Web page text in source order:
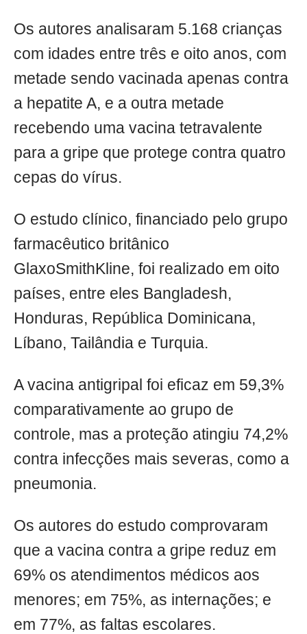
Os autores analisaram 5.168 crianças
com idades entre três e oito anos, com
metade sendo vacinada apenas contra
a hepatite A, e a outra metade
recebendo uma vacina tetravalente
para a gripe que protege contra quatro
cepas do vírus.
O estudo clínico, financiado pelo grupo
farmacêutico britânico
GlaxoSmithKline, foi realizado em oito
países, entre eles Bangladesh,
Honduras, República Dominicana,
Líbano, Tailândia e Turquia.
A vacina antigripal foi eficaz em 59,3%
comparativamente ao grupo de
controle, mas a proteção atingiu 74,2%
contra infecções mais severas, como a
pneumonia.
Os autores do estudo comprovaram
que a vacina contra a gripe reduz em
69% os atendimentos médicos aos
menores; em 75%, as internações; e
em 77%, as faltas escolares.